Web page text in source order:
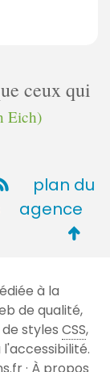
ceux qui
Eich)
plan du
agence
de
page
à la
de qualité,
de styles CSS,